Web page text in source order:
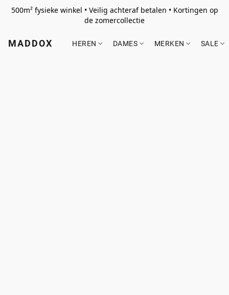
500m² fysieke winkel • Veilig achteraf betalen • Kortingen op
de zomercollectie
MADDOX HEREN DAMES MERKEN SALE